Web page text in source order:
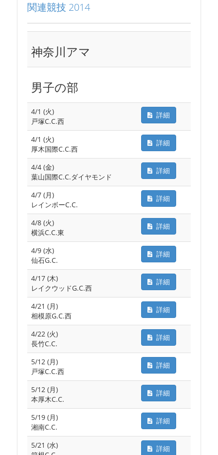
関連競技 2014
神奈川アマ
男子の部
4/1 (火)
戸塚C.C.西
詳細
4/1 (火)
厚木国際C.C.西
詳細
4/4 (金)
葉山国際C.C.ダイヤモンド
詳細
4/7 (月)
レインボーC.C.
詳細
4/8 (火)
横浜C.C.東
詳細
4/9 (水)
仙石G.C.
詳細
4/17 (木)
レイクウッドG.C.西
詳細
4/21 (月)
相模原G.C.西
詳細
4/22 (火)
長竹C.C.
詳細
5/12 (月)
戸塚C.C.西
詳細
5/12 (月)
本厚木C.C.
詳細
5/19 (月)
湘南C.C.
詳細
5/21 (水)
詳細